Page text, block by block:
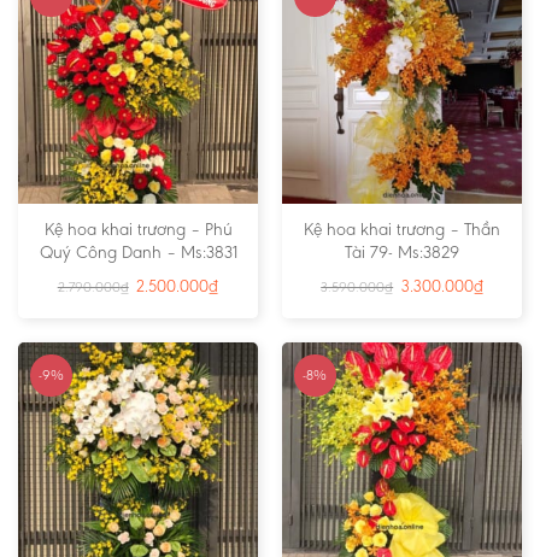
Kệ hoa khai trương – Phú
Quý Công Danh – Ms:3831
2.790.000₫ 2.500.000₫
Kệ hoa khai trương – Thần
Tài 79- Ms:3829
3.590.000₫ 3.300.000₫
-9% -8%